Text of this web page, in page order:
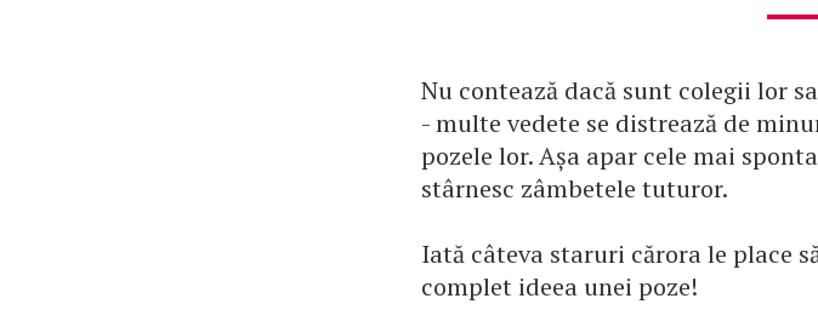
Nu contează dacă sunt colegii lor
- multe vedete se distrează de
pozele lor. Așa apar cele mai
stârnesc zâmbetele tuturor.
Iată câteva staruri cărora le place
complet ideea unei poze!